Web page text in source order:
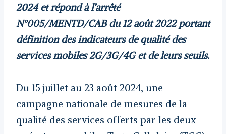
2024 et répond à l’arrêté
N°005/MENTD/CAB du 12 août 2022 portant
définition des indicateurs de qualité des
services mobiles 2G/3G/4G et de leurs seuils.
Du 15 juillet au 23 août 2024, une
campagne nationale de mesures de la
qualité des services offerts par les deux